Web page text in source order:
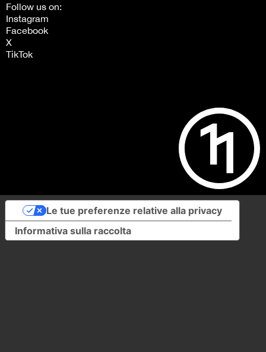
Follow us on:
Instagram
Facebook
X
TikTok
Informativa sulla raccolta
Le tue preferenze relative alla privacy